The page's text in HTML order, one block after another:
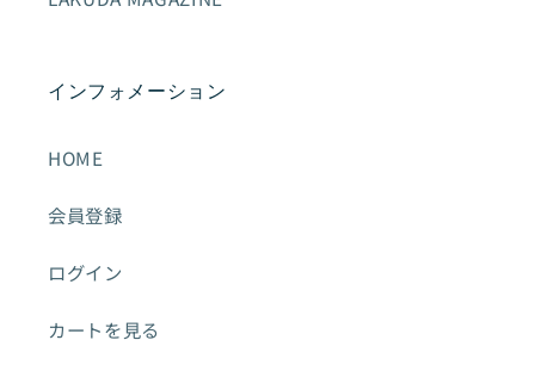
インフォメーション
HOME
会員登録
ログイン
カートを見る